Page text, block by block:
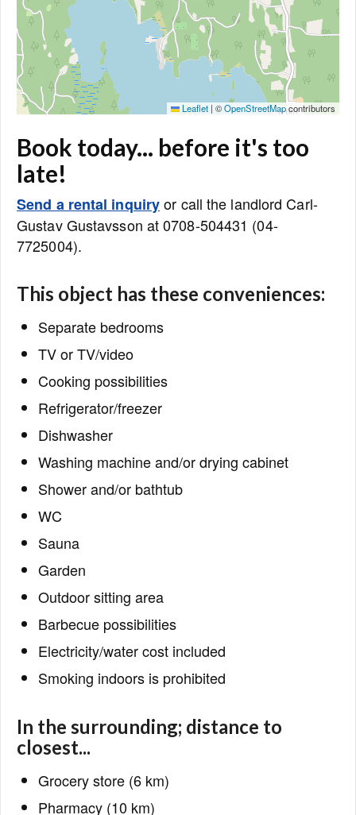
Leaflet | ©OpenStreetMapcontributors
Book today... before it's too
late!
Send a rental inquiryor call the landlord Carl-
Gustav Gustavsson at 0708-504431 (04-
7725004).
This object has these conveniences:
Separate bedrooms
TV or TV/video
Cooking possibilities
Refrigerator/freezer
Dishwasher
Washing machine and/or drying cabinet
Shower and/or bathtub
WC
Sauna
Garden
Outdoor sitting area
Barbecue possibilities
Electricity/water cost included
Smoking indoors is prohibited
In the surrounding; distance to
closest...
Grocery store (6 km)
Pharmacy (10 km)